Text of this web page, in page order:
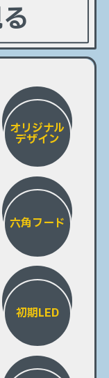
オリジナル
デザイン
六角フード
初期LED